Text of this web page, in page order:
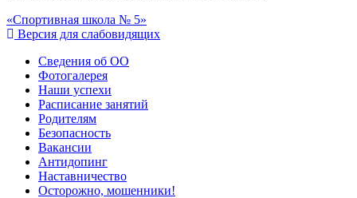
«Спортивная школа № 5»
Версия для слабовидящих
Сведения об ОО
Фотогалерея
Наши успехи
Расписание занятий
Родителям
Безопасность
Вакансии
Антидопинг
Наставничество
Осторожно, мошенники!